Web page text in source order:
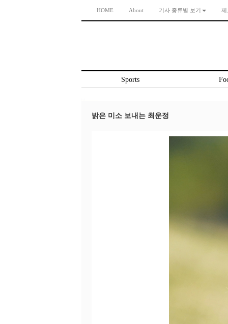
HOME About 기사 종류별 보기 제
Sports
밝은 미소 보내는 최운정